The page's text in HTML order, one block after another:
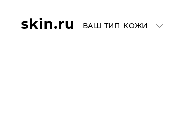
ВАШ ТИП КОЖИ